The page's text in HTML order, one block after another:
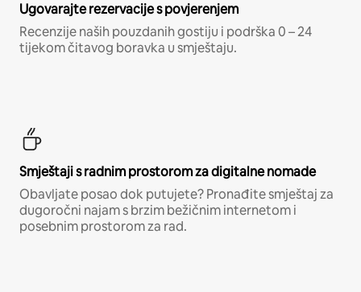
Ugovarajte rezervacije s povjerenjem
Recenzije naših pouzdanih gostiju i podrška 0 – 24
tijekom čitavog boravka u smještaju.
Smještaji s radnim prostorom za digitalne nomade
Obavljate posao dok putujete? Pronađite smještaj za
dugoročni najam s brzim bežičnim internetom i
posebnim prostorom za rad.